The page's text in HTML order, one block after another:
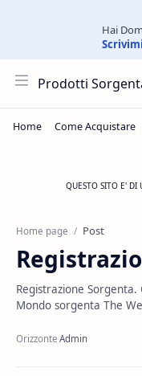
Hai
QUESTO SITO E' DI
Home page Post
Registrazione
Mondo sorgenta The